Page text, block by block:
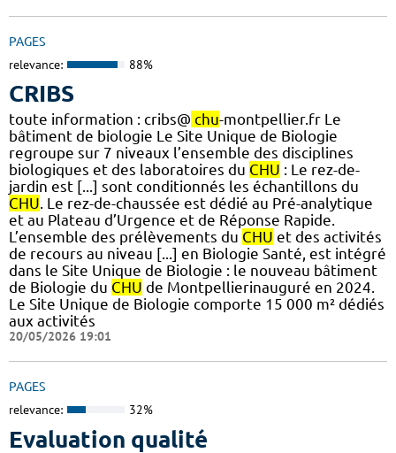
PAGES
relevance: 88%
CRIBS
toute information : cribs@ chu-montpellier.fr Le
bâtiment de biologie Le Site Unique de Biologie
regroupe sur 7 niveaux l’ensemble des disciplines
biologiques et des laboratoires du CHU : Le rez-de-
jardin est [...] sont conditionnés les échantillons du
CHU. Le rez-de-chaussée est dédié au Pré-analytique
et au Plateau d’Urgence et de Réponse Rapide.
L’ensemble des prélèvements du CHU et des activités
de recours au niveau [...] en Biologie Santé, est intégré
dans le Site Unique de Biologie : le nouveau bâtiment
de Biologie du CHU de Montpellierinauguré en 2024.
Le Site Unique de Biologie comporte 15 000 m² dédiés
aux activités
20/05/2026 19:01
PAGES
relevance: 32%
Evaluation qualité